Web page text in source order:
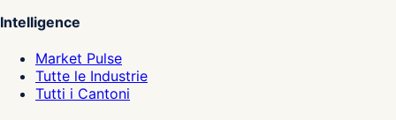
Intelligence
Market Pulse
Tutte le Industrie
Tutti i Cantoni